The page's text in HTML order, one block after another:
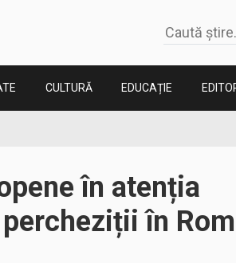
CULTURĂ EDUCAȚIE
în atenția
în